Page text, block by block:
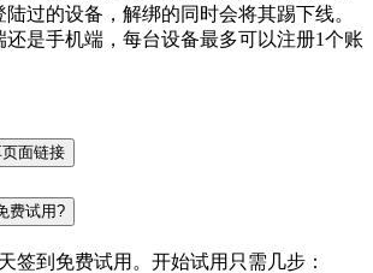
过的设备，解绑的同时会将其踢下线。
还是手机端，每台设备最多可以注册1个账
面链接
费试用?
签到免费试用。开始试用只需几步：